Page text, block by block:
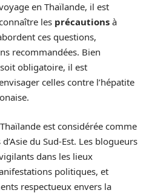
en Thaïlande, il est
les précautions à
ces questions,
recommandées. Bien
obligatoire, il est
celles contre l’hépatite
est considérée comme
du Sud-Est. Les blogueurs
dans les lieux
politiques, et
respectueux envers la